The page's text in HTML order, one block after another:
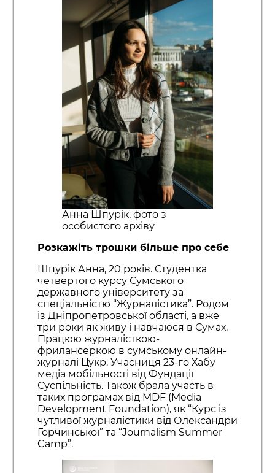
Анна Шпурік, фото з
особистого архіву
Розкажіть трошки більше про себе
Шпурік Анна, 20 років. Студентка
четвертого курсу Сумського
державного університету за
спеціальністю “Журналістика”. Родом
із Дніпропетровської області, а вже
три роки як живу і навчаюся в Сумах.
Працюю журналісткою-
фрилансеркою в сумському онлайн-
журналі Цукр. Учасниця 23-го Хабу
медіа мобільності від Фундації
Суспільність. Також брала участь в
таких програмах від MDF (Media
Development Foundation), як “Курс із
чутливої журналістики від Олександри
Горчинської” та “Journalism Summer
Camp”.